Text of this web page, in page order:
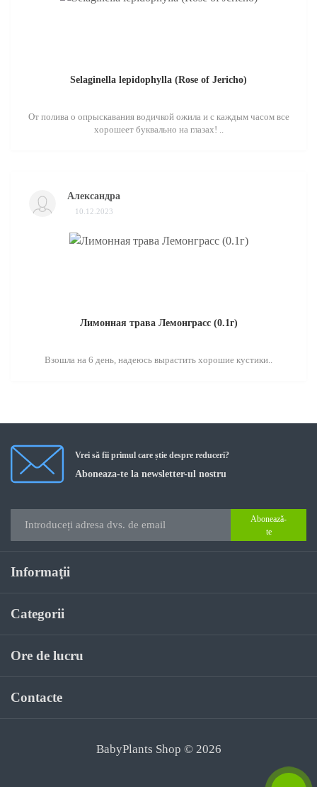
Selaginella lepidophylla (Rose of Jericho)
От полива о опрыскавания водичкой ожила и с каждым часом все
хорошеет буквально на глазах! ..
Александра
10.12.2023
Лимонная трава Лемонграсс (0.1г)
Взошла на 6 день, надеюсь вырастить хорошие кустики..
Vrei să fii primul care știe despre reduceri?
Aboneaza-te la newsletter-ul nostru
Abonează-
te
Informaţii
Categorii
Ore de lucru
Contacte
BabyPlants Shop © 2026